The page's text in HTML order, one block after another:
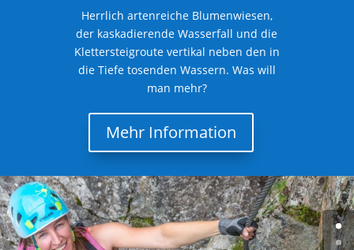
Herrlich artenreiche Blumenwiesen,
der kaskadierende Wasserfall und die
Klettersteigroute vertikal neben den in
die Tiefe tosenden Wassern. Was will
man mehr?
Mehr Information